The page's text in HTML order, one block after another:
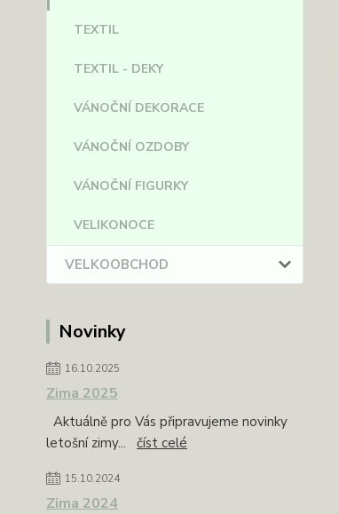
TEXTIL
TEXTIL - DEKY
VÁNOČNÍ DEKORACE
VÁNOČNÍ OZDOBY
VÁNOČNÍ FIGURKY
VELIKONOCE
VELKOOBCHOD
Novinky
16.10.2025
Zima 2025
Aktuálně pro Vás připravujeme novinky
letošní zimy... číst celé
15.10.2024
Zima 2024